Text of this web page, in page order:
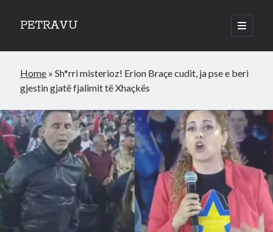
PETRAVU
open
primary
Sidebar
Bank
Credit Cards
World
Home »Sh*rri misterioz! Erion Braçe cudit, ja pse e beri
gjestin gjatë fjalimit të Xhaçkës